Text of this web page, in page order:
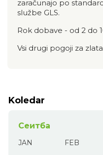
zaračunajo po
službe GLS.
Rok dobave - od 2 do
Vsi drugi pogoji za
Koledar
Сеитба
JAN FEB